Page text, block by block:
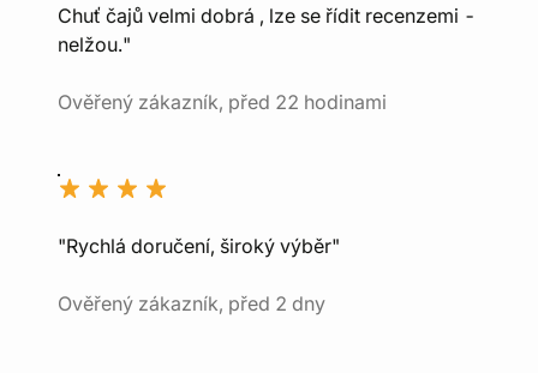
Chuť čajů velmi dobrá , lze se řídit recenzemi -
nelžou."
Ověřený zákazník, před 22 hodinami
"Rychlá doručení, široký výběr"
Ověřený zákazník, před 2 dny